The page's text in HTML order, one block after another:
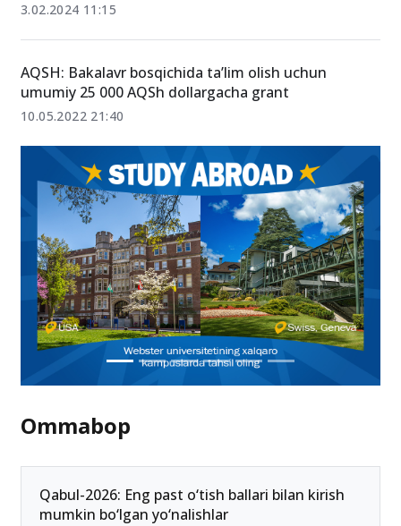
3.02.2024 11:15
AQSH: Bakalavr bosqichida ta’lim olish uchun
umumiy 25 000 AQSh dollargacha grant
10.05.2022 21:40
Ommabop
Qabul-2026: Eng past o‘tish ballari bilan kirish
mumkin bo‘lgan yo‘nalishlar